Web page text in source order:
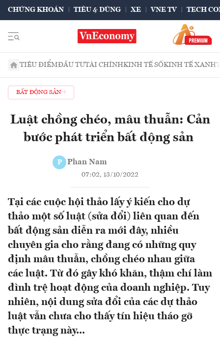
CHỨNG KHOÁN TIÊU & DÙNG XE VNE TV TECH
TIÊU ĐIỂMĐẦU TƯTÀI CHÍNHKINH TẾ SỐKINH TẾ XANH
BẤT ĐỘNG SẢN
Luật chồng chéo, mâu thuẫn: Cản
bước phát triển bất động sản
P Phan Nam
07:02, 13/10/2022
Tại các cuộc hội thảo lấy ý kiến cho dự
thảo một số luật (sửa đổi) liên quan đến
bất động sản diễn ra mới đây, nhiều
chuyên gia cho rằng đang có những quy
định mâu thuẫn, chồng chéo nhau giữa
các luật. Từ đó gây khó khăn, thậm chí làm
đình trệ hoạt động của doanh nghiệp. Tuy
nhiên, nội dung sửa đổi của các dự thảo
luật vẫn chưa cho thấy tín hiệu tháo gỡ
thực trạng này...